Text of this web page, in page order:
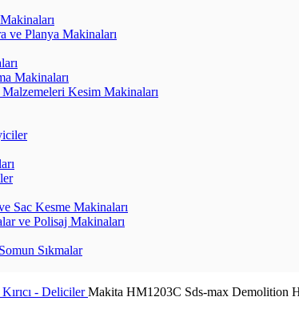
ve Planya Makinaları
Makinaları
Malzemeleri Kesim Makinaları
Sac Kesme Makinaları
ve Polisaj Makinaları
Sıkmalar
Kırıcı - DelicilerMakita HM1203C Sds-max Demolition